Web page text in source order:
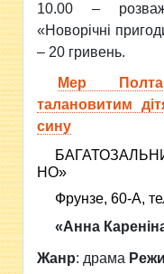
10.00 –
«Новорічні
– 20 гривень.
Мер
талановитим
сину
НО»
Фрун­зе, 60-А,
«Анна
Жанр: драма